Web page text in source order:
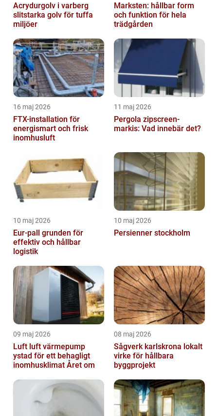
Acrydurgolv i varberg
slitstarka golv för tuffa
miljöer
Marksten: hållbar form
och funktion för hela
trädgården
16 maj 2026
FTX-installation för
energismart och frisk
inomhusluft
11 maj 2026
Pergola zipscreen-
markis: Vad innebär det?
10 maj 2026
Eur-pall grunden för
effektiv och hållbar
logistik
10 maj 2026
Persienner stockholm
09 maj 2026
Luft luft värmepump
ystad för ett behagligt
inomhusklimat Året om
08 maj 2026
Sågverk karlskrona lokalt
virke för hållbara
byggprojekt